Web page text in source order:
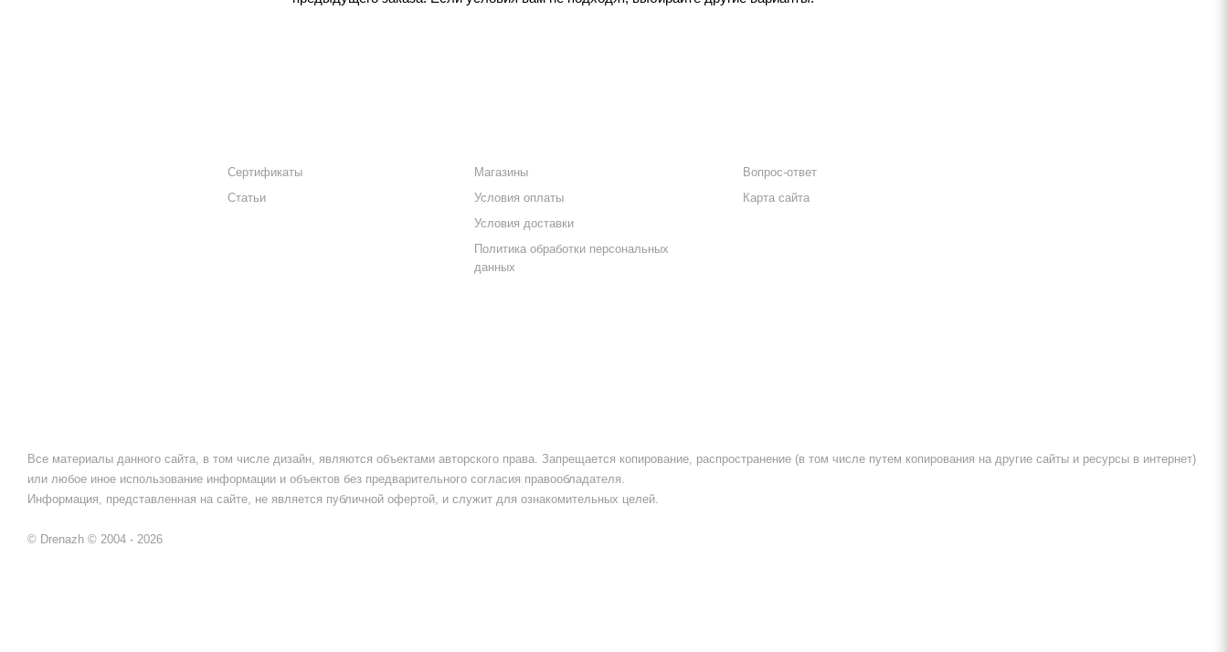
Сертификаты
Статьи
Магазины
Условия оплаты
Условия доставки
Политика обработки персональных
данных
Вопрос-ответ
Карта сайта
Все материалы данного сайта, в том числе дизайн, являются объектами авторского права. Запрещается копирование, распространение (в том числе путем копирования на другие сайты и ресурсы в интернет)
или любое иное использование информации и объектов без предварительного согласия правообладателя.
Информация, представленная на сайте, не является публичной офертой, и служит для ознакомительных целей.
© Drenazh © 2004 - 2026